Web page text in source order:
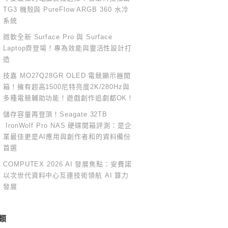
TG3 機殼與 PureFlow ARGB 360 水冷
系統
微軟全新 Surface Pro 與 Surface
Laptop齊登場！專為效能與靈活性設計打
造
技嘉 MO27Q28GR OLED 電競顯示器開
箱！擁有超高1500尼特亮度2K/280Hz與
多種電競輔助功能！遊戲創作追劇都OK！
儲存容量再登頂！Seagate 32TB
IronWolf Pro NAS 硬碟開箱評測：是企
業最佳更是AI應用與創作者和的資料備份
首選
COMPUTEX 2026 AI 發展焦點：安費諾
以次世代資料中心互連技術領航 AI 算力
發展